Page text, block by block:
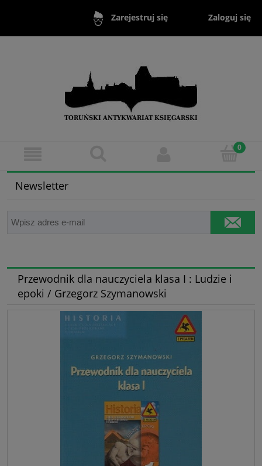
Zarejestruj się Zaloguj się
Newsletter
Przewodnik dla nauczyciela klasa I : Ludzie i
epoki / Grzegorz Szymanowski